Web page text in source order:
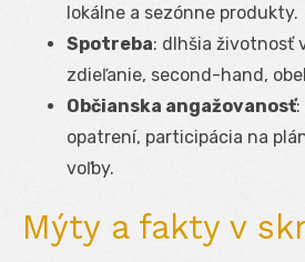
lokálne a sezónne produkty.
Spotreba: dlhšia životnosť
zdieľanie, second-hand,
Občianska angažovanosť:
opatrení, participácia na
voľby.
Mýty a fakty v